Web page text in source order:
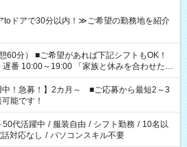
ドアで30分以内！≫ご希望の勤務地を紹介
記シフトもOK！
19:00 「家族と休みを合わせた
て夕飯の準備がしたい」 「できれば残業はし
望を教えてくださいね。 ※Wワーク希望
仕事で希望する勤務時間と、もう1つのお仕事
で週40時間を超える場合は応募できません。
中！急募！】2カ月～ ■ご応募から最短2～3
能です！
50代活躍中 / 服装自由 / シフト勤務 / 10名以
話対応なし / パソコンスキル不要